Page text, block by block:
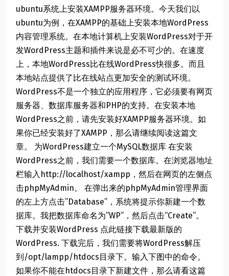
ubuntu系统上安装XAMPP服务器环境。今天我们以
ubuntu为例，在XAMPP的基础上安装本地WordPress
内容管理系统。在本地计算机上安装WordPress对于开
发WordPress主题和插件来说是必不可少的。在速度
上，本地WordPress比在线WordPress快很多。而且
本地站点提供了比在线站点更加安全的测试环境。
WordPress不是一个独立的应用程序，它必须要有网页
服务器、数据库服务器和PHP的支持。在安装本地
WordPress之前，请先安装好XAMPP服务器环境。如
果你已经安装好了XAMPP，那么请继续阅读这篇文
章。 为WordPress建立一个MySQL数据库 在安装
WordPress之前，我们需要一个数据库。在浏览器地址
栏输入http://localhost/xampp，然后在网页的左侧点
击phpMyAdmin。 在弹出来的phpMyAdmin管理界面
的左上方点击”Database”，系统将提示你新建一个数
据库。我把数据库命名为”WP”，然后点击“Create”。
下载并安装WordPress 点此链接下载最新版的
WordPress. 下载完后，我们需要将WordPress解压
到/opt/lampp/htdocs目录下。输入下图中的命令。
如果你不能在htdocs目录下新建文件，那么请看这篇